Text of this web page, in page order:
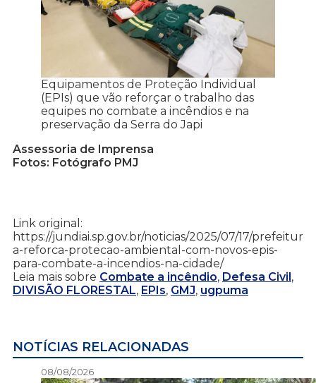
Equipamentos de Proteção Individual
(EPIs) que vão reforçar o trabalho das
equipes no combate a incêndios e na
preservação da Serra do Japi
Assessoria de Imprensa
Fotos: Fotógrafo PMJ
Link original:
https://jundiai.sp.gov.br/noticias/2025/07/17/prefeitur
a-reforca-protecao-ambiental-com-novos-epis-
para-combate-a-incendios-na-cidade/
Leia mais sobre Combate a incêndio, Defesa Civil ,
DIVISÃO FLORESTAL, EPIs, GMJ, ugpuma
NOTÍCIAS RELACIONADAS
08/08/2026